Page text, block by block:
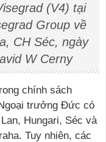
(V4) tại
Group về
CH Séc, ngày
W Cerny
chính sách
trưởng Đức có
Hungari, Séc và
Tuy nhiên, các